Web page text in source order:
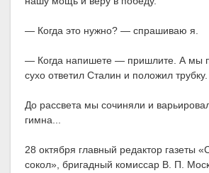
— Когда это нужно? — спрашиваю я.
— Когда напишете — пришлите. А мы
сухо ответил Сталин и положил трубку.
До рассвета мы сочиняли и
гимна...
28 октября главный редактор газеты
сокол», бригадный комиссар В. П.